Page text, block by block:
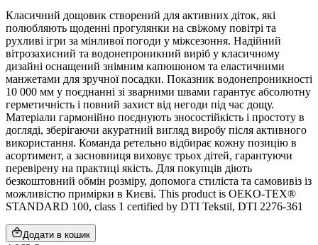
Класичний дощовик створений для активних діток, які
полюбляють щоденні прогулянки на свіжому повітрі та
рухливі ігри за мінливої погоди у міжсезоння. Надійний
вітрозахисний та водонепроникний виріб у класичному
дизайні оснащений знімним капюшоном та еластичними
манжетами для зручної посадки. Показник водонепроникності
10 000 мм у поєднанні зі зварними швами гарантує абсолютну
герметичність і повний захист від негоди під час дощу.
Матеріали гармонійно поєднують зносостійкість і простоту в
догляді, зберігаючи акуратний вигляд виробу після активного
використання. Команда ретельно відбирає кожну позицію в
асортимент, а засновниця виховує трьох дітей, гарантуючи
перевірену на практиці якість. Для покупців діють
безкоштовний обмін розміру, допомога стиліста та самовивіз із
можливістю примірки в Києві. This product is OEKO-TEX®
STANDARD 100, class 1 certified by DTI Tekstil, DTI 2276-361
Додати в кошик